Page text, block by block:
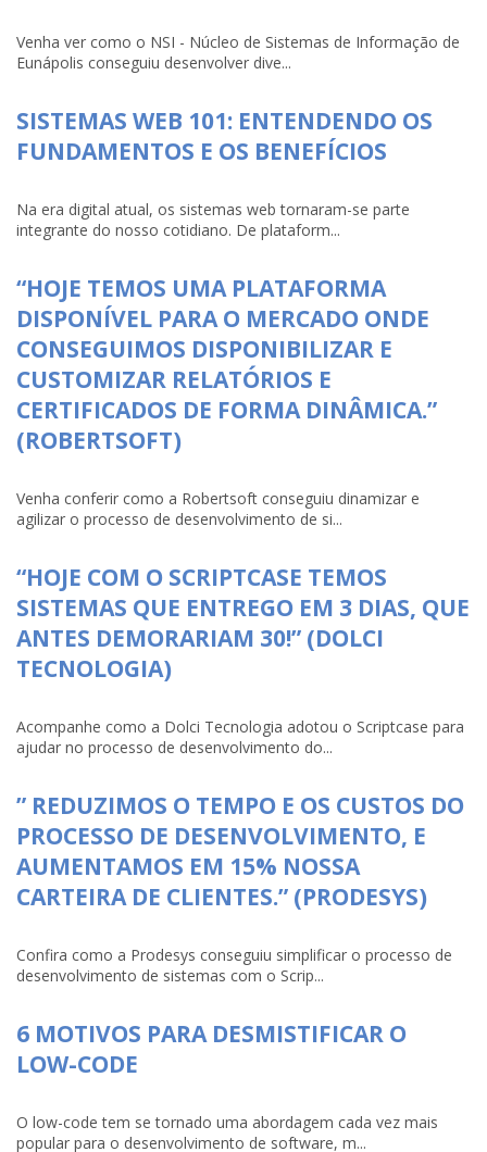
Venha ver como o NSI - Núcleo de Sistemas de Informação de
Eunápolis conseguiu desenvolver dive...
SISTEMAS WEB 101: ENTENDENDO OS
FUNDAMENTOS E OS BENEFÍCIOS
Na era digital atual, os sistemas web tornaram-se parte
integrante do nosso cotidiano. De plataform...
“HOJE TEMOS UMA PLATAFORMA
DISPONÍVEL PARA O MERCADO ONDE
CONSEGUIMOS DISPONIBILIZAR E
CUSTOMIZAR RELATÓRIOS E
CERTIFICADOS DE FORMA DINÂMICA.”
(ROBERTSOFT)
Venha conferir como a Robertsoft conseguiu dinamizar e
agilizar o processo de desenvolvimento de si...
“HOJE COM O SCRIPTCASE TEMOS
SISTEMAS QUE ENTREGO EM 3 DIAS, QUE
ANTES DEMORARIAM 30!” (DOLCI
TECNOLOGIA)
Acompanhe como a Dolci Tecnologia adotou o Scriptcase para
ajudar no processo de desenvolvimento do...
” REDUZIMOS O TEMPO E OS CUSTOS DO
PROCESSO DE DESENVOLVIMENTO, E
AUMENTAMOS EM 15% NOSSA
CARTEIRA DE CLIENTES.” (PRODESYS)
Confira como a Prodesys conseguiu simplificar o processo de
desenvolvimento de sistemas com o Scrip...
6 MOTIVOS PARA DESMISTIFICAR O
LOW-CODE
O low-code tem se tornado uma abordagem cada vez mais
popular para o desenvolvimento de software, m...